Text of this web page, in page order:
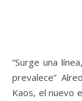
“Surge una línea, el orden perece. Cae la familia y el caos
prevalece”
Kaos, el nuevo